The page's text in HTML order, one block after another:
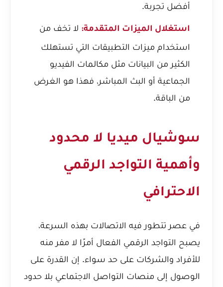
أفضل تجربة.
استغلال الميزات المتقدمة: لا تخف من
استخدام ميزات التطبيقات التي تستهلك
الكثير من البيانات مثل مكالمات الفيديو
الجماعية أو البث المباشر، فهذا هو الغرض
من الباقة.
سوشيال ميديا لا محدود
وأهمية التواجد الرقمي
الاحترافي
في عصر تتطور فيه الاتصالات بهذه السرعة،
يصبح التواجد الرقمي الفعال أمرًا لا مفر منه
للأفراد والشركات على حد سواء. إن القدرة على
الوصول إلى منصات التواصل الاجتماعي بلا حدود